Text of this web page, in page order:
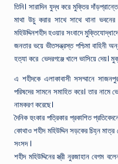
তিনি। সারাদিন যুদ্ধ করে মুক্তির
মাথা উচু করার সাথে সাথে থানা
মহিউদ্দিনশহীদ হওয়ার সংবাদে
জনতার ভয়ে ভীতসন্ত্রস্ত পশ্চিমা বাহিনী
হত্যা করে ভেদরগঞ্জে খালে ভাসিয়ে দেয়।
এ শহীদকে এলাকাবাসী সসম্মানে
পরিষদের সামনে সমাহিত করে। তার নামে
নামকরণ করেছে।
দৈনিক হুংকার পত্রিকার প্রকাশিত
কোথাও শহীদ মহিউদ্দিন সড়কের চিহ্ন মাত্র
সংসদ ।
শহীদ মহিউদ্দিনের স্ত্রী নুরজাহান বেগম